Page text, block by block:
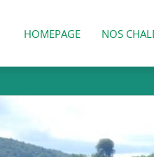
HOMEPAGE NOS